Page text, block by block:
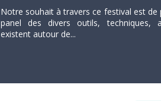
Notre souhait à travers ce festival est de
panel des divers outils, techniques,
existent autour de...